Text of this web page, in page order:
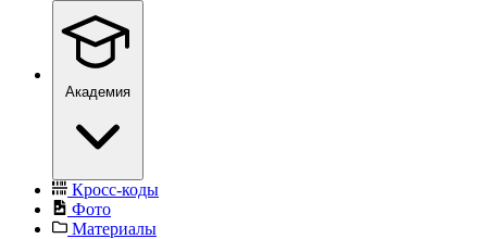
Академия
Кросс-коды
Фото
Материалы